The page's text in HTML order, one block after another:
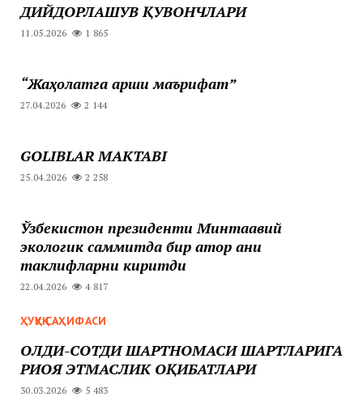
ДИЙДОРЛАШУВ ҚУВОНЧЛАРИ
11.05.2026 1 865
“Жаҳолатга қарши маърифат”
27.04.2026 2 144
GOLIBLAR MAKTABI
25.04.2026 2 258
Ўзбекистон президенти Минтақавий
экологик саммитда бир қатор аниқ
таклифларни киритди
22.04.2026 4 817
ҲУҚУҚ САҲИФАСИ
ОЛДИ-СОТДИ ШАРТНОМАСИ ШАРТЛАРИГА
РИОЯ ЭТМАСЛИК ОҚИБАТЛАРИ
30.03.2026 5 483